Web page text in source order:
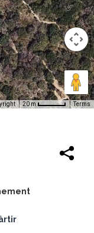
20 m Terms